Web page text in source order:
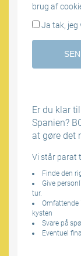
brug af
Ja tak, jeg
Er du klar
Spanien?
at gøre det
Vi står parat
Finde den
Give
tur.
Omfattende
kysten
Svare på
Eventuel